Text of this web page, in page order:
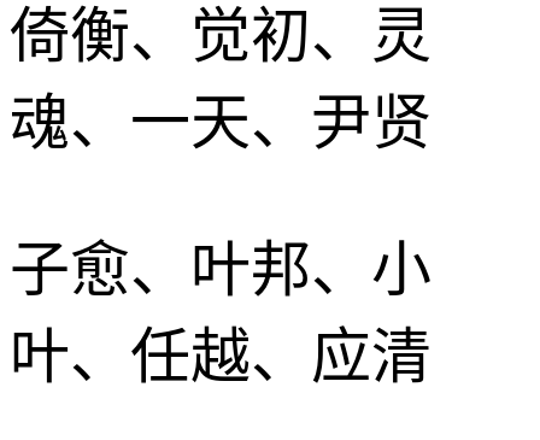
倚衡、觉初、灵
魂、一天、尹贤
子愈、叶邦、小
叶、任越、应清